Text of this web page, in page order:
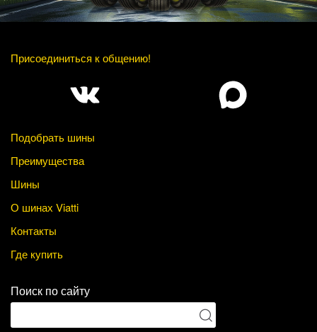
Присоединиться к общению!
Подобрать шины
Преимущества
Шины
О шинах Viatti
Контакты
Где купить
Поиск по сайту